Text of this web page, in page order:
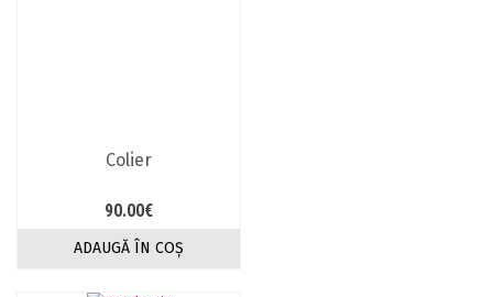
Colier
90.00€
ADAUGĂ ÎN COȘ